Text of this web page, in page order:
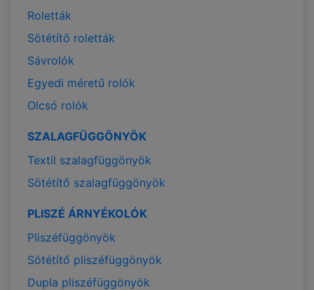
Roletták
Sötétítő roletták
Sávrolók
Egyedi méretű rolók
Olcsó rolók
SZALAGFÜGGÖNYÖK
Textil szalagfüggönyök
Sötétítő szalagfüggönyök
PLISZÉ ÁRNYÉKOLÓK
Pliszéfüggönyök
Sötétítő pliszéfüggönyök
Dupla pliszéfüggönyök